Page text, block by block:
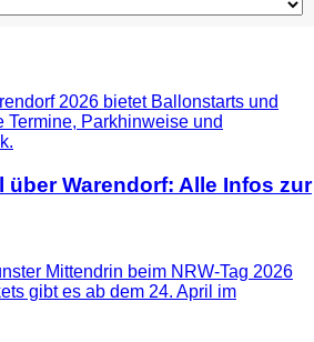
über Warendorf: Alle Infos zur